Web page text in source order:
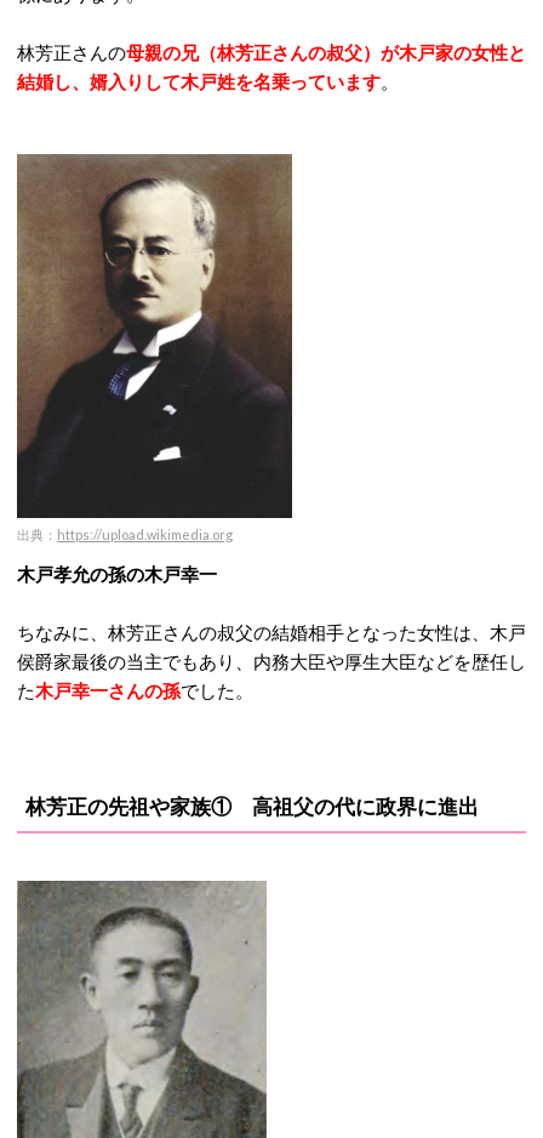
林芳正さんの母親の兄（林芳正さんの叔父）が木戸家の女性と
結婚し、婿入りして木戸姓を名乗っています。
出典： https://upload.wikimedia.org
木戸孝允の孫の木戸幸一
ちなみに、林芳正さんの叔父の結婚相手となった女性は、木戸
侯爵家最後の当主でもあり、内務大臣や厚生大臣などを歴任し
た木戸幸一さんの孫でした。
林芳正の先祖や家族① 高祖父の代に政界に進出